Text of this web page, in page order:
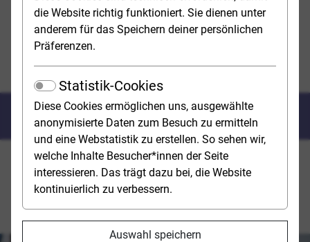
die Website richtig funktioniert. Sie dienen unter
anderem für das Speichern deiner persönlichen
Präferenzen.
Statistik-Cookies
Diese Cookies ermöglichen uns, ausgewählte
anonymisierte Daten zum Besuch zu ermitteln
und eine Webstatistik zu erstellen. So sehen wir,
welche Inhalte Besucher*innen der Seite
interessieren. Das trägt dazu bei, die Website
kontinuierlich zu verbessern.
Auswahl speichern
Homepage[Translate to English:] Top-Themen
Vom Hörsaal in die Praxis
Klinische Psychologie und Psychotherapie spezialisiert.